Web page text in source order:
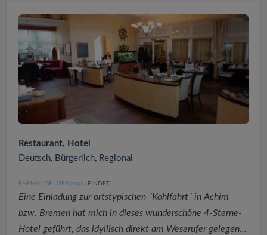
Restaurant, Hotel
Deutsch, Bürgerlich, Regional
EHEMALIGE USER (3742 ) FINDET:
Eine Einladung zur ortstypischen ´Kohlfahrt´ in Achim
bzw. Bremen hat mich in dieses wunderschöne 4-Sterne-
Hotel geführt, das idyllisch direkt am Weserufer gelegen...